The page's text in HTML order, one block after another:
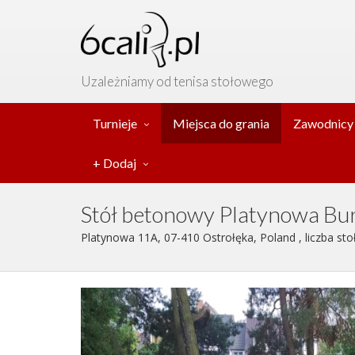
Uzależniamy od tenisa stołowego
Turnieje Miejsca do grania Zawodnicy
+ Dodaj
Stół betonowy Platynowa
Platynowa 11A, 07-410 Ostrołęka, Poland , liczba